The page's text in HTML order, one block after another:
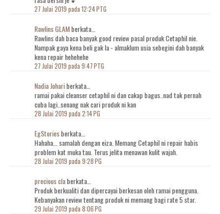
27 Julai 2019 pada 12:24 PTG
Rawlins GLAMberkata…
Rawlins dah baca banyak good review pasal produk Cetaphil nie.
Nampak gaya kena beli gak la - almaklum usia sebegini dah banyak
kena repair hehehehe
27 Julai 2019 pada 9:47 PTG
Nadia Johariberkata…
ramai pakai cleanser cetaphil ni dan cakap bagus..nad tak pernah
cuba lagi..senang nak cari produk ni kan
28 Julai 2019 pada 2:14 PG
EgStoriesberkata…
Hahaha... samalah dengan eiza. Memang Cetaphil ni repair habis
problem kat muka tau. Terus jelita menawan kulit wajah.
28 Julai 2019 pada 9:28 PG
precious claberkata…
Produk berkualiti dan dipercayai berkesan oleh ramai pengguna.
Kebanyakan review tentang produk ni memang bagi rate 5 star.
29 Julai 2019 pada 8:06 PG